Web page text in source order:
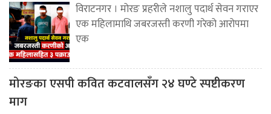
विराटनगर । मोरङ प्रहरीले नशालु पदार्थ सेवन गराएर
एक महिलामाथि जबरजस्ती करणी गरेको आरोपमा
एक
मोरङका एसपी कवित कटवालसँग २४ घण्टे स्पष्टीकरण
माग